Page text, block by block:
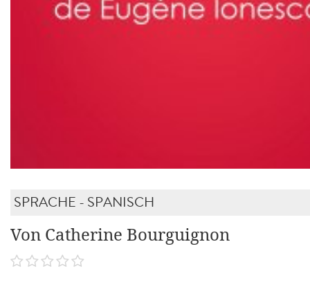
SPRACHE - SPANISCH
Von Catherine Bourguignon